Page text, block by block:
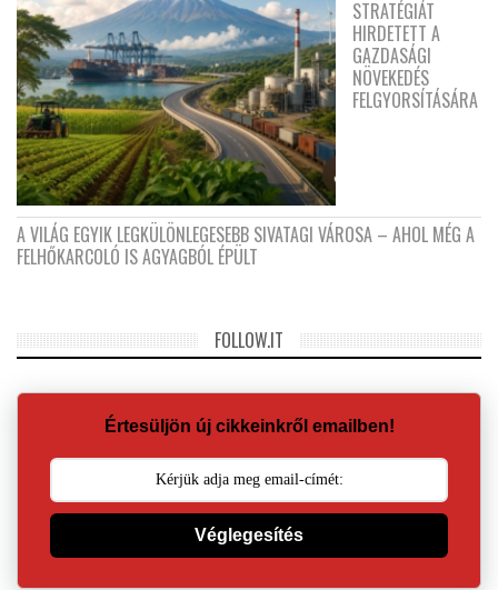
STRATÉGIÁT
HIRDETETT A
GAZDASÁGI
NÖVEKEDÉS
FELGYORSÍTÁSÁRA
A VILÁG EGYIK LEGKÜLÖNLEGESEBB SIVATAGI VÁROSA – AHOL MÉG A
FELHŐKARCOLÓ IS AGYAGBÓL ÉPÜLT
FOLLOW.IT
Értesüljön új cikkeinkről emailben!
Véglegesítés